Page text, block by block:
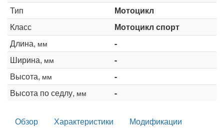
Тип
Мотоцикл
Класс
Мотоцикл спорт
Длина, мм
-
Ширина, мм
-
Высота, мм
-
Высота по седлу, мм -
Обзор Характеристики
Модификации